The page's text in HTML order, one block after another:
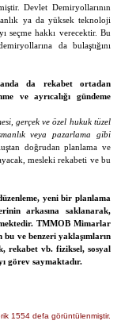
Devlet Demiryollarının
ya da yüksek teknoloji
seçme hakkı verecektir. Bu
da bulaştığını
da rekabet ortadan
ve ayrıcalığı gündeme
gerçek ve özel hukuk tüzel
veya pazarlama gibi
doğrudan planlama ve
mesleki rekabeti ve bu
yeni bir planlama
arkasına saklanarak,
TMMOB Mimarlar
bu ve benzeri yaklaşımların
rekabet vb. fiziksel, sosyal
görev saymaktadır.
1554 defa görüntülenmiştir.